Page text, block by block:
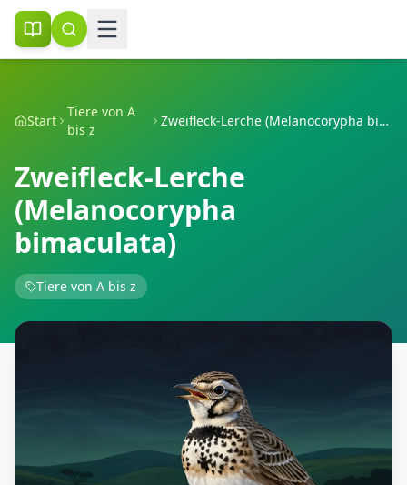
Start
Tiere von A
bis z
Zweifleck-Lerche (Melanocorypha bimaculata)
Zweifleck-Lerche
(Melanocorypha
bimaculata)
Tiere von A bis z